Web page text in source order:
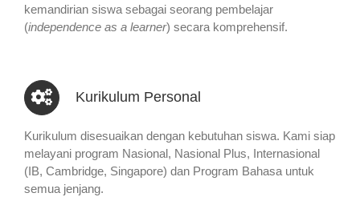
kemandirian siswa sebagai seorang pembelajar
(independence as a learner) secara komprehensif.
Kurikulum Personal
Kurikulum disesuaikan dengan kebutuhan siswa. Kami siap
melayani program Nasional, Nasional Plus, Internasional
(IB, Cambridge, Singapore) dan Program Bahasa untuk
semua jenjang.